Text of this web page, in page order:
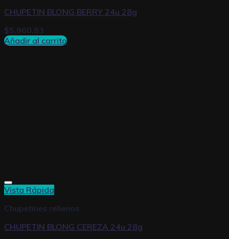
CHUPETIN BLONG BERRY 24u 28g
$5.960,83
Añadir al carrito
Vista Rápida
Chupetines rellenos
CHUPETIN BLONG CEREZA 24u 28g